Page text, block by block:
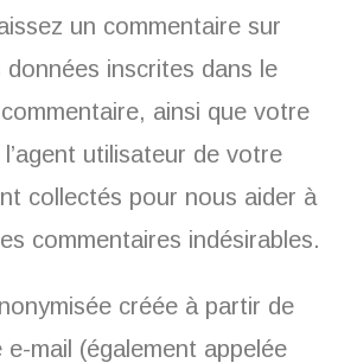
un commentaire sur
inscrites dans le
ainsi que votre
utilisateur de votre
collectés pour nous aider à
commentaires indésirables.
créée à partir de
mail (également appelée